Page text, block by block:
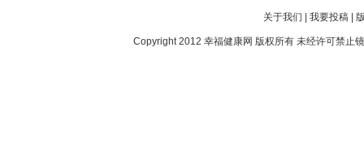
关于我们 我要投稿|
Copyright 2012 幸福健康网 版权所有 未经许可禁止